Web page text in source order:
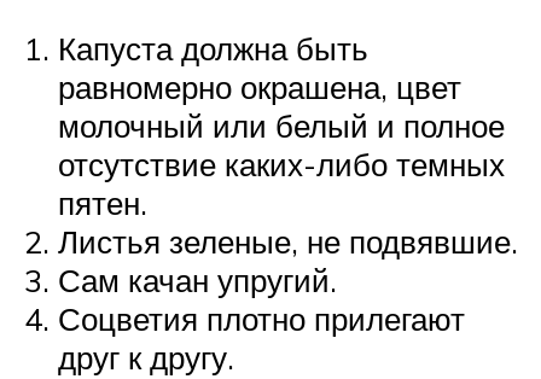
Капуста должна быть
равномерно окрашена, цвет
молочный или белый и полное
отсутствие каких-либо темных
пятен.
Листья зеленые, не подвявшие.
Сам качан упругий.
Соцветия плотно прилегают
друг к другу.